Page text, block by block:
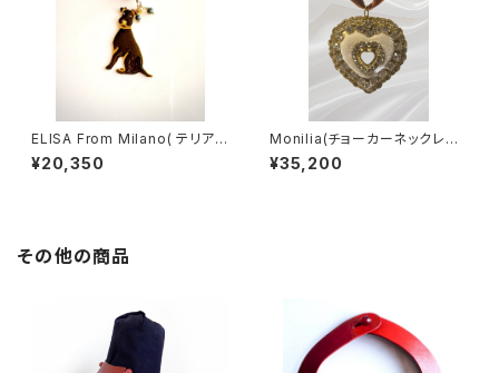
ELISA From Milano( テリア/
Black)
¥20,350
Monilia(チョーカーネックレス/
Cuore Bianco)
¥35,200
その他の商品